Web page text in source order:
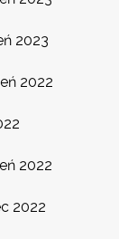
2023
2022
2022
2022